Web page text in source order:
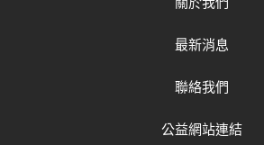
最新消息
聯絡我們
公益網站連結